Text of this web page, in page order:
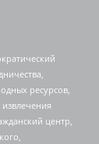
ресурсов,
центр,